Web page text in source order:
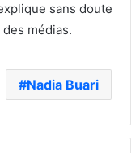
sans doute
médias.
Nadia Buari